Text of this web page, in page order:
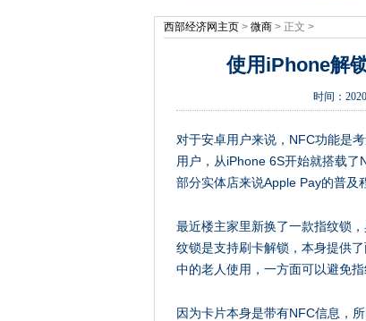
西部经济网主页 > 微商 > 正文 >
使用iPhone解
时间：
对于安卓用户来说，NFC功能是
用户，从iPhone 6S开始就搭载
部分实体店来说Apple Pay的普及
最近楼主家里新换了一款指纹锁
纹锁是支持刷卡解锁，本身提供
中的老人使用，一方面可以避免
因为卡片本身是带有NFC信息，